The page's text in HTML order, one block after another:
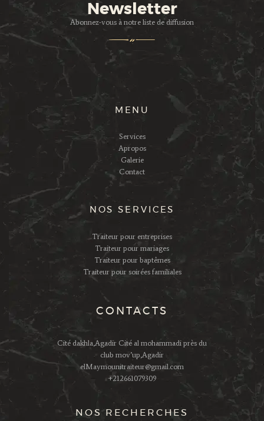
Newsletter
Abonnez-vous à notre liste de diffusion
MENU
Services
Apropos
Galerie
Contact
NOS SERVICES
Traiteur pour entreprises
Traiteur pour mariages
Traiteur pour baptêmes
Traiteur pour soirées familiales
CONTACTS
Cité dakhla,Agadir Cité al mohammadi près du
club mov’up,Agadir
elMaymounitraiteur@gmail.com
+212661079309
NOS RECHERCHES